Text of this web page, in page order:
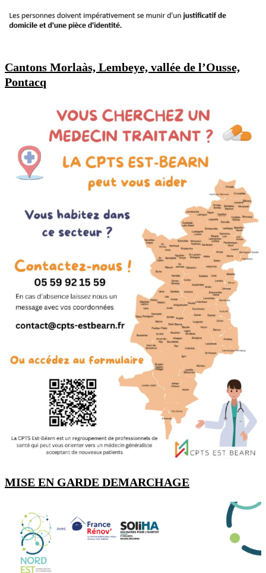
Cantons Morlaàs, Lembeye, vallée de l’Ousse,
Pontacq
MISE EN GARDE DEMARCHAGE